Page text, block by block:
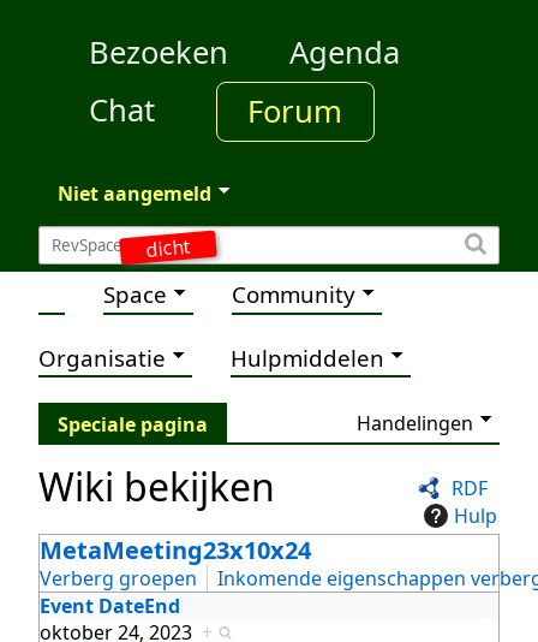
dicht
Bezoeken
Agenda
Chat
Forum
Niet aangemeld
Space Community
Organisatie Hulpmiddelen
Speciale pagina Handelingen
RDF
Hulp
Wiki bekijken
MetaMeeting23x10x24
Verberg groepen
Inkomende eigenschappen
Event DateEnd
oktober 24, 2023 +